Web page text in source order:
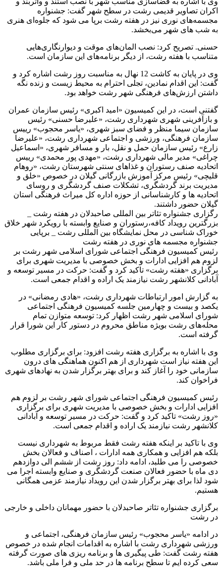
اکران تصاویر قدیمی رشت در سطح شهر گفت: جشنواره
مجسمه‌های نوری نیز در هفته رشت برپا می شود که جلوه‌ای هنری
به شب‌ های شهر می‌بخشد.
حسنی. تصریح کرد: نصب المان‌های موقت و دیوارنگاری‌هایی
متناسب با هفته رشت، از دیگر برنامه‌های این سازمان است.
وی در پایان به کاشت 12 نهال به مناسبت روز رشت اشاره کرد و
گفت: این اقدام نمادین، تجلی احترام به محیط زیست و زنده نگه
داشتن ارزش‌های فرهنگی شهر رشت خواهد بود.
گفتنی است، در این کمیسیون «امید اکبری» رئیس سازمان عمران
و بازآفرینی شهری شهرداری رشت، «علیرضا حسنی» رئیس
سازمان سیما منظر و فضای سبز شهری، «یاسر محجوب» رییس
سازمان فرهنگی، ورزشی و اجتماعی شهرداری رشت، «علیرضا
زارع» رئیس سازمان حمل و نقل، بار و مسافر شهری، «اسماعیل
چراغی» مدیر مالی شهرداری رشت، «مهدی پور محمدی» رییس
اتحادیه صنف رستوران و غذاهای سنتی شهرستان رشت، «روهام
قلیچی» رئیس مرکز آموزش بازرگانی گیلان در خصوص «خلق و
مدیریت برند گردشگری، تشکلات صنف گردشگری و روسای
اتحادیه ها و کارشناسانی از حوزه اداره کل میراث فرهنگی استان
گیلان حضور داشتند.
رگزاری جشنواره تئاتر بین المللی صاحبدلان در هفته رشت _
بزرگترین رویداد کافه،رستوران و صنایع وابسته با رویکرد شهر خلاق
خوراک شناسی در محل نمایشگاه بین المللی رشت _ برپایی
جشنواره مجسمه های نوری در هفته رشت
رئیس کمیسیون فرهنگی اجتماعی شورای اسلامی شهر رشت بر
لزوم هم افزایی ادارات و بخش خصوصی با مدیریت شهری برای
برگزاری «هفته رشت» تاکید کرد و گفت: حرکت در مسیر توسعه و
آبادانی کلانشهر رشت نیازمند یک اراده و اقدام جمعی است.
به گزارش امور ارتباطات شهرداری رشت، «هادی رمضانی» در
یکصد و بیست و چهارمین جلسه کمیسیون فرهنگی اجتماعی
شورای اسلامی شهر رشت اظهار کرد: توسعه متوازن تمام
محله‌های رشت بویژه مناطق محروم در دستور کار این شورا قرار
گرفته است.
وی با اشاره به برگزاری هفته رشت افزود: برای برگزاری مطلوب
این هفته نیاز است شهرداری از هم اکنون هماهنگی های درون
سازمانی خود را آغاز کند و برای بهتر برگزار شدن به نهادهای شهری
فراخوان کند.
رئیس کمیسیون فرهنگی اجتماعی شورای شهر رشت بر لزوم هم
افزایی ادارات و بخش خصوصی با مدیریت شهری برای برگزاری
«روز رشت» تاکید کرد و گفت: حرکت در مسیر توسعه و آبادانی
کلانشهر رشت نیازمند یک اراده و اقدام جمعی است.
وی با تاکید بر اینکه هفته رشت فقط مربوط به شهرداری نیست
بلکه هم افزایی و همکاری همه ادارات ، اصناف و فعالان بخش
خصوصی را می طلبد، ادامه داد: روز رشت از ششم الی دوازدهم
دی ماه با حضور فعالان صنعت گردشگری و صنایع وابسته اجرا می
شود لذا برای بهتر برگزار شدن این رویداد نیازمند عزمی همگانی
هستیم.
برگزاری جشنواره تئاتر صاحبدلان با حضور مهمانان داخلی و خارجی
در رشت
در ادامه «یاسر محجوب» رئیس سازمان فرهنگی، اجتماعی و
ورزشی شهرداری رشت با اشاره به اقدامات انجام شده در خصوص
هفته رشت گفت: طی پیگیری ها و برنامه ریزی های صورت گرفته
سعی کرده ایم تا سطح برنامه ها در حد ملی و فرا ملی باشد.